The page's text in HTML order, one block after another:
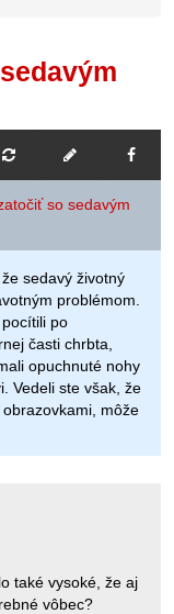
so sedavým
sedavý životný
problémom.
po
časti chrbta,
opuchnuté nohy
Vedeli ste však, že
môže
také vysoké, že aj
vôbec?